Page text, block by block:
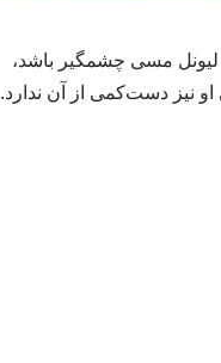
لیونل مسی چشمگیر باشد،
نیز دست‌کمی از آن ندارد.